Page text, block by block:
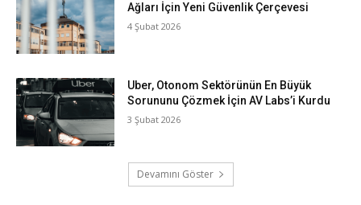
Ağları İçin Yeni Güvenlik Çerçevesi
4 Şubat 2026
Uber, Otonom Sektörünün En Büyük
Sorununu Çözmek İçin AV Labs’i Kurdu
3 Şubat 2026
Devamını Göster